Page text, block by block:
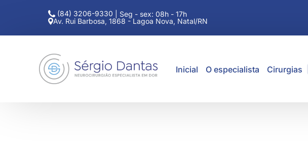
(84) 3206-9330
Seg - sex: 08h - 17h
Av. Rui Barbosa, 1868 - Lagoa Nova, Natal/RN
Inicial O especialista Cirurgias